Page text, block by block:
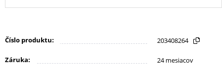
OUTDOOR
Číslo produktu: 203408264
Záruka: 24 mesiacov